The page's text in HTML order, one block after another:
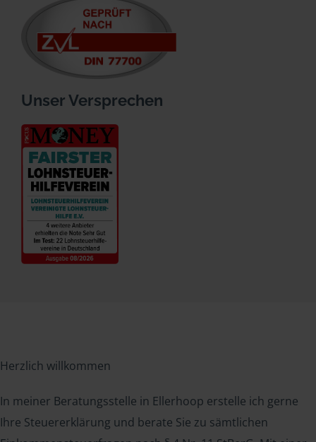
Unser Versprechen
Herzlich willkommen
In meiner Beratungsstelle in Ellerhoop erstelle ich gerne
Ihre Steuererklärung und berate Sie zu sämtlichen